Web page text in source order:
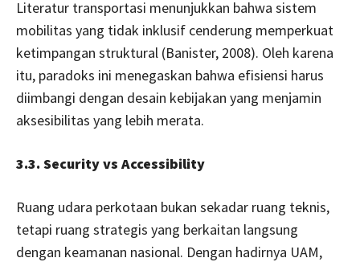
Literatur transportasi menunjukkan bahwa sistem
mobilitas yang tidak inklusif cenderung memperkuat
ketimpangan struktural (Banister, 2008). Oleh karena
itu, paradoks ini menegaskan bahwa efisiensi harus
diimbangi dengan desain kebijakan yang menjamin
aksesibilitas yang lebih merata.
3.3. Security vs Accessibility
Ruang udara perkotaan bukan sekadar ruang teknis,
tetapi ruang strategis yang berkaitan langsung
dengan keamanan nasional. Dengan hadirnya UAM,